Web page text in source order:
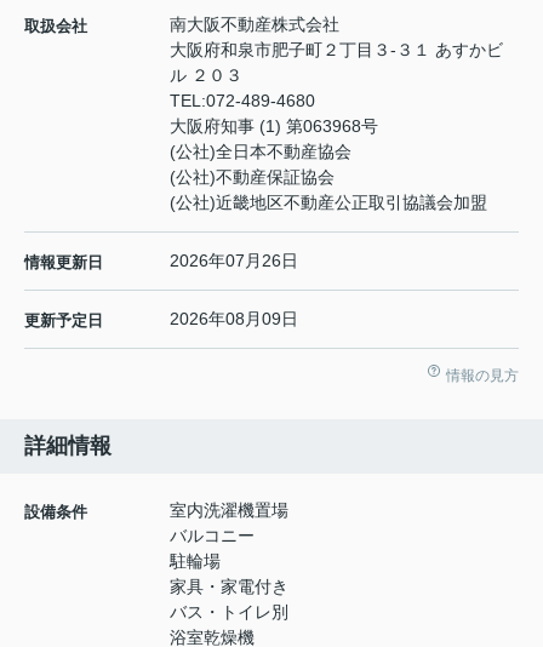
取扱会社
南大阪不動産株式会社
大阪府和泉市肥子町２丁目３-３１ あすかビ
ル ２０３
TEL:072-489-4680
大阪府知事 (1) 第063968号
(公社)全日本不動産協会
(公社)不動産保証協会
(公社)近畿地区不動産公正取引協議会加盟
情報更新日 2026年07月26日
更新予定日 2026年08月09日
情報の見方
詳細情報
設備条件
室内洗濯機置場
バルコニー
駐輪場
家具・家電付き
バス・トイレ別
浴室乾燥機